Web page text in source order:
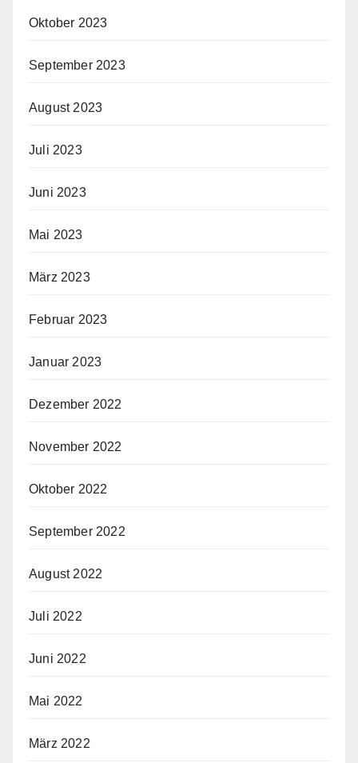
Oktober 2023
September 2023
August 2023
Juli 2023
Juni 2023
Mai 2023
März 2023
Februar 2023
Januar 2023
Dezember 2022
November 2022
Oktober 2022
September 2022
August 2022
Juli 2022
Juni 2022
Mai 2022
März 2022